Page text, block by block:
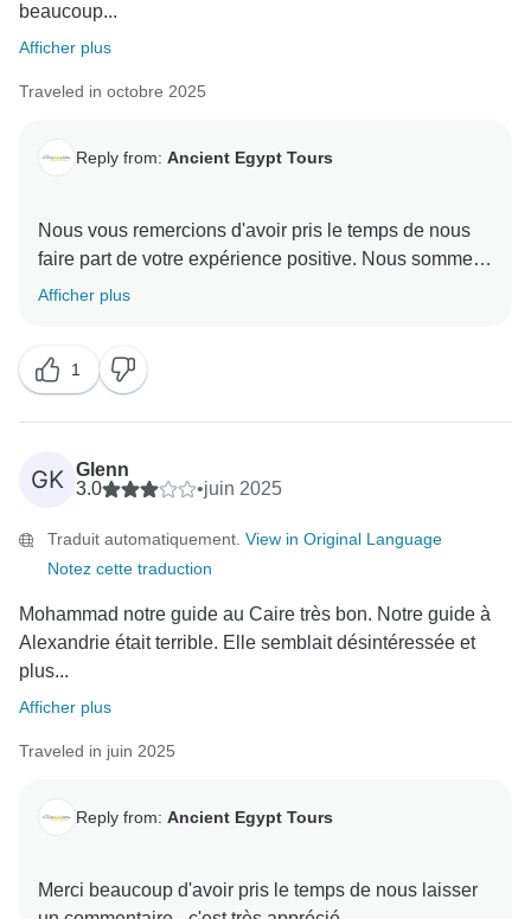
beaucoup...
Afficher plus
Traveled in octobre 2025
Reply from: Ancient Egypt Tours
Nous vous remercions d'avoir pris le temps de nous
faire part de votre expérience positive. Nous sommes
ravis que vous ayez apprécié votre aventure. Vos
avec nous. Nous sommes impatients de vous
accueillir à nouveau ici bientôt. L'équipe d'Ancient
Afficher plus
1
GK Glenn
3.0
•juin 2025
Traduit automatiquement. View in Original Language
Notez cette traduction
Mohammad notre guide au Caire très bon. Notre guide à
Alexandrie était terrible. Elle semblait désintéressée et
plus...
Afficher plus
Traveled in juin 2025
Reply from: Ancient Egypt Tours
Merci beaucoup d'avoir pris le temps de nous laisser